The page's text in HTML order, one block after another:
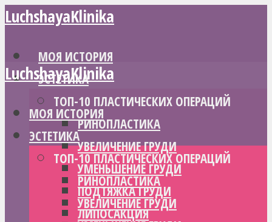
LuchshayaKlinika
МОЯ ИСТОРИЯ
ЭСТЕТИКА
ТОП-10 ПЛАСТИЧЕСКИХ ОПЕРАЦИЙ
РИНОПЛАСТИКА
УВЕЛИЧЕНИЕ ГРУДИ
УМЕНЬШЕНИЕ ГРУДИ
ПОДТЯЖКА ГРУДИ
ЛИПОСАКЦИЯ
LuchshayaKlinika
МОЯ ИСТОРИЯ
ЭСТЕТИКА
ТОП-10 ПЛАСТИЧЕСКИХ ОПЕРАЦИЙ
РИНОПЛАСТИКА
УВЕЛИЧЕНИЕ ГРУДИ